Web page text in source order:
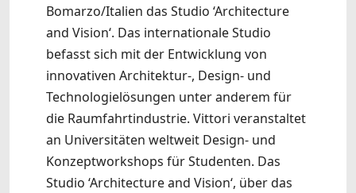
Bomarzo/Italien das Studio ‘Architecture
and Vision‘. Das internationale Studio
befasst sich mit der Entwicklung von
innovativen Architektur-, Design- und
Technologielösungen unter anderem für
die Raumfahrtindustrie. Vittori veranstaltet
an Universitäten weltweit Design- und
Konzeptworkshops für Studenten. Das
Studio ‘Architecture and Vision‘, über das